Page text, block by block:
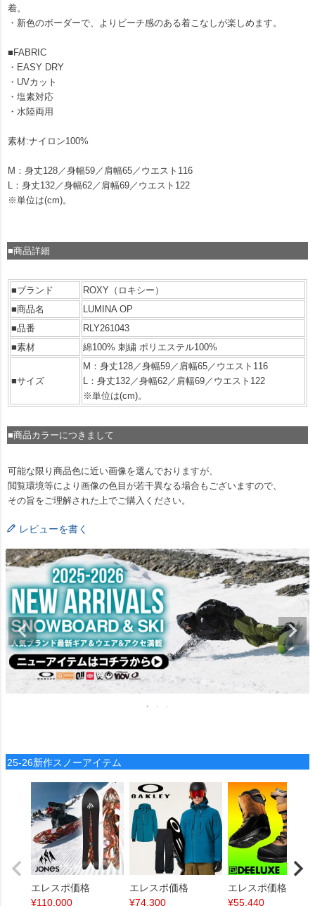
着。
・新色のボーダーで、よりビーチ感のある着こなしが楽しめます。
■FABRIC
・EASY DRY
・UVカット
・塩素対応
・水陸両用
素材:ナイロン100%
M：身丈128／身幅59／肩幅65／ウエスト116
L：身丈132／身幅62／肩幅69／ウエスト122
※単位は(cm)。
■商品詳細
■ブランド
ROXY（ロキシー）
■商品名
LUMINA OP
■品番
RLY261043
■素材
綿100% 刺繍 ポリエステル100%
■サイズ
M：身丈128／身幅59／肩幅65／ウエスト116
L：身丈132／身幅62／肩幅69／ウエスト122
※単位は(cm)。
■商品カラーにつきまして
可能な限り商品色に近い画像を選んでおりますが、
閲覧環境等により画像の色目が若干異なる場合もございますので、
その旨をご理解された上でご購入ください。
レビューを書く
25-26新作スノーアイテム
エレスポ価格
¥110,000
エレスポ価格
¥74,300
エレスポ価格
¥55,440